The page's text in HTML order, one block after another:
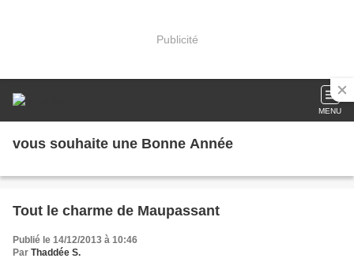
Publicité
MENU
vous souhaite une Bonne Année
Tout le charme de Maupassant
Publié le 14/12/2013 à 10:46
Par Thaddée S.